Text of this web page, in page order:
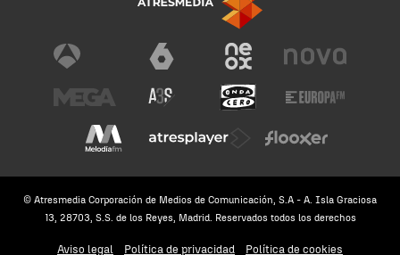
© Atresmedia Corporación de Medios de Comunicación, S.A - A. Isla Graciosa
13, 28703, S.S. de los Reyes, Madrid. Reservados todos los derechos
Aviso legal Política de privacidad Política de cookies